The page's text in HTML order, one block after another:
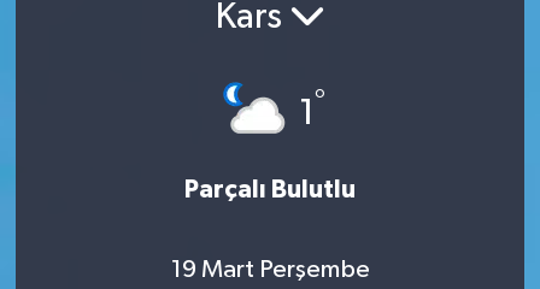
Kars
1 °
Parçalı Bulutlu
19 Mart Perşembe